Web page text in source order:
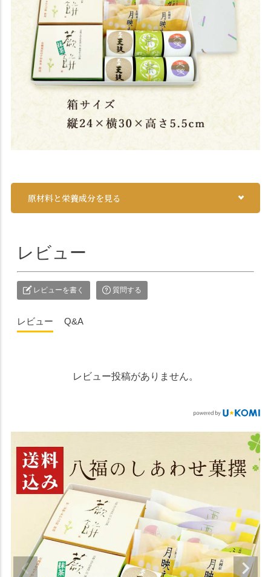
原材料と栄養成分を見る
レビュー
レビューを書く 質問する
レビュー Q&A
レビュー投稿がありません。